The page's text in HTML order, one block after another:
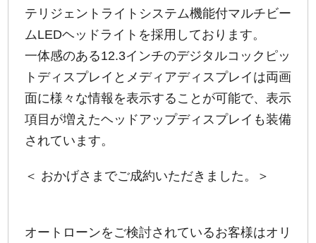
テリジェントライトシステム機能付マルチビー
ムLEDヘッドライトを採用しております。
一体感のある12.3インチのデジタルコックピッ
トディスプレイとメディアディスプレイは両画
面に様々な情報を表示することが可能で、表示
項目が増えたヘッドアップディスプレイも装備
されています。
＜ おかげさまでご成約いただきました。＞
オートローンをご検討されているお客様はオリ